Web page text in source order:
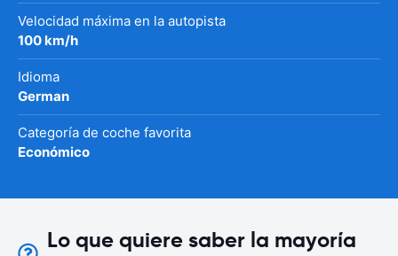
Velocidad máxima en la autopista
100 km/h
Idioma
German
Categoría de coche favorita
Económico
Lo que quiere saber la mayoría